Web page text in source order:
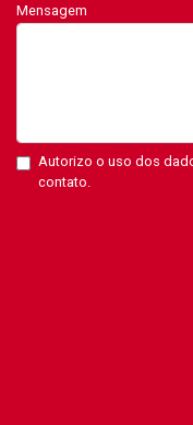
Mensagem
Autorizo o uso dos
contato.